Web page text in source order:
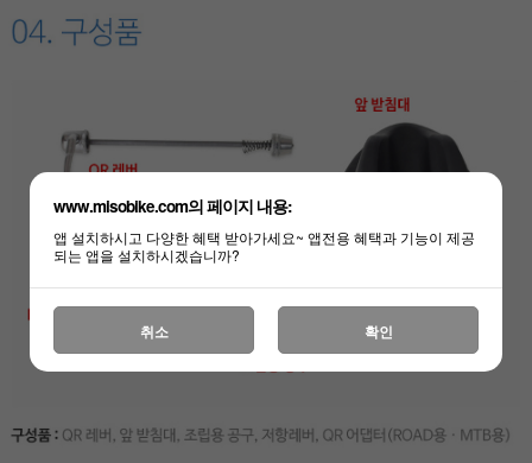
www.misobike.com의 페이지 내용:
앱 설치하시고 다양한 혜택 받아가세요~ 앱전용 혜택과 기능이 제공
되는 앱을 설치하시겠습니까?
취소 확인